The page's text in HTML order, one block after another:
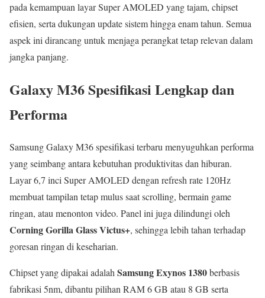
pada kemampuan layar Super AMOLED yang tajam, chipset
efisien, serta dukungan update sistem hingga enam tahun. Semua
aspek ini dirancang untuk menjaga perangkat tetap relevan dalam
jangka panjang.
Galaxy M36 Spesifikasi Lengkap dan
Performa
Samsung Galaxy M36 spesifikasi terbaru menyuguhkan performa
yang seimbang antara kebutuhan produktivitas dan hiburan.
Layar 6,7 inci Super AMOLED dengan refresh rate 120Hz
membuat tampilan tetap mulus saat scrolling, bermain game
ringan, atau menonton video. Panel ini juga dilindungi oleh
Corning Gorilla Glass Victus+, sehingga lebih tahan terhadap
goresan ringan di keseharian.
Chipset yang dipakai adalah Samsung Exynos 1380berbasis
fabrikasi 5nm, dibantu pilihan RAM 6 GB atau 8 GB serta